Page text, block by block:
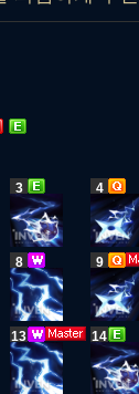
3 4
8 9
13 14